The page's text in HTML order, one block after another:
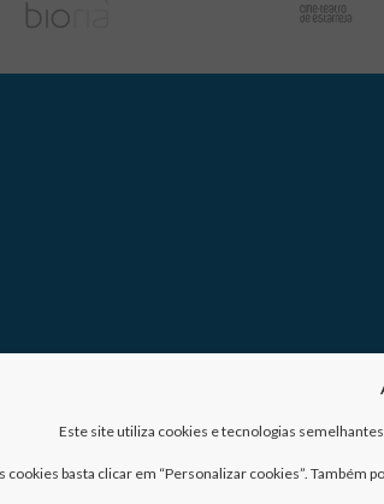
Este site utiliza cookies e tecnologias
cookies basta clicar em “Personalizar cookies”.